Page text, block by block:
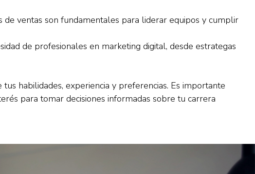
ventas son fundamentales para liderar equipos y cumplir
de profesionales en marketing digital, desde estrategas
habilidades, experiencia y preferencias. Es importante
para tomar decisiones informadas sobre tu carrera